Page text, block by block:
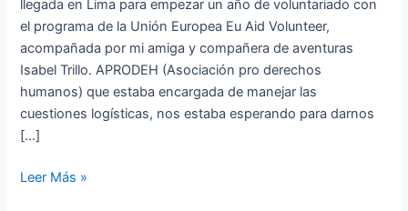
llegada en Lima para empezar un año de voluntariado con
el programa de la Unión Europea Eu Aid Volunteer,
acompañada por mi amiga y compañera de aventuras
Isabel Trillo. APRODEH (Asociación pro derechos
humanos) que estaba encargada de manejar las
cuestiones logísticas, nos estaba esperando para darnos
[…]
Leer Más »